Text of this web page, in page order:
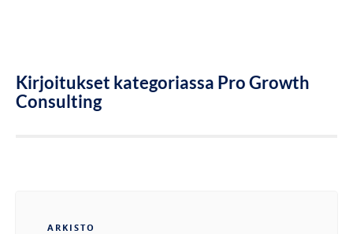
Kirjoitukset kategoriassa Pro Growth
Consulting
ARKISTO